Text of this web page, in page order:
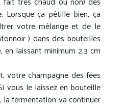
Lorsque ça pétille bien, ça
votre mélange et de le
) dans des bouteilles
en laissant minimum 2,3 cm
votre champagne des fées
vous le laissez en bouteille
fermentation va continuer